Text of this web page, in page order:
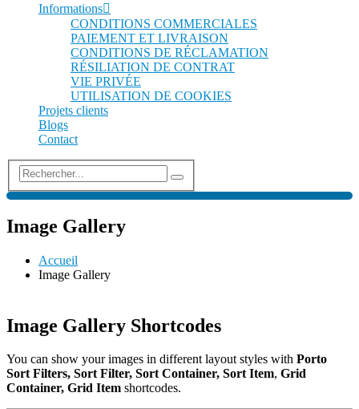
Informations
CONDITIONS COMMERCIALES
PAIEMENT ET LIVRAISON
CONDITIONS DE RÉCLAMATION
RÉSILIATION DE CONTRAT
VIE PRIVÉE
UTILISATION DE COOKIES
Projets clients
Blogs
Contact
Image Gallery
Accueil
Image Gallery
Image Gallery Shortcodes
You can show your images in different layout styles with Porto
Sort Filters, Sort Filter, Sort Container, Sort Item, Grid
Container, Grid Item shortcodes.